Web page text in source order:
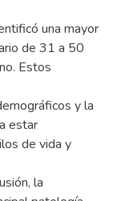
una mayor
de 31 a 50
Estos
y la
estar
de vida y
la